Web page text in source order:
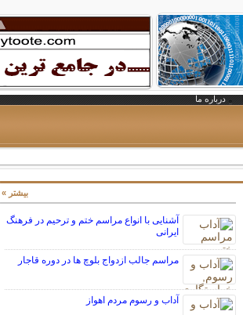
درباره ما
آشنایی با انواع مراسم ختم و ترحیم در فرهنگ
ایرانی
مراسم جالب ازدواج بلوچ ها در دوره قاجار
آداب و رسوم مردم اهواز
بیشتر »